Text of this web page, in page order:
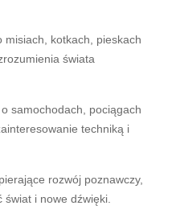
misiach, kotkach, pieskach
świata
samochodach, pociągach
techniką i
rozwój poznawczy,
i nowe dźwięki.